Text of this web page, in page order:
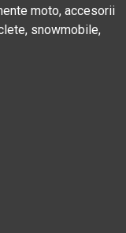
moto, accesorii
snowmobile,